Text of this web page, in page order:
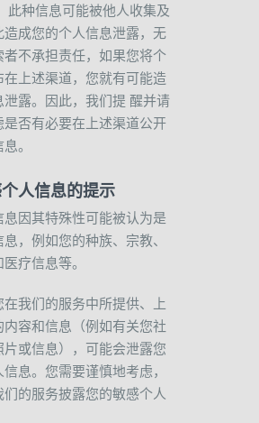
此种信息可能被他人收集及
造成您的个人信息泄露，无
者不承担责任，如果您将个
在上述渠道，您就有可能造
泄露。因此，我们提 醒并请
是否有必要在上述渠道公开
。
人信息的提示
息因其特殊性可能被认为是
，例如您的种族、宗教、
疗信息等。
在我们的服务中所提供、上
内容和信息（例如有关您社
片或信息），可能会泄露您
息。您需要谨慎地考虑，
们的服务披露您的敏感个人